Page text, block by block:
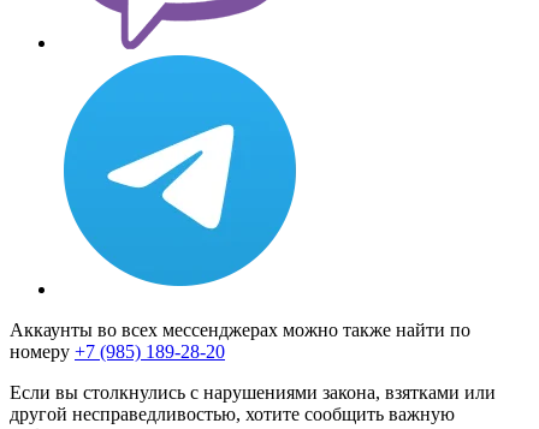
Аккаунты во всех мессенджерах можно также найти по
номеру +7 (985) 189-28-20
Если вы столкнулись с нарушениями закона, взятками или
другой несправедливостью, хотите сообщить важную